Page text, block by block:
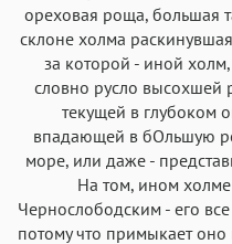
ореховая роща, большая
склоне холма
за которой - иной
словно русло высохшей
текущей в глубоком
впадающей в бОльшую
море, или даже -
Hа том, ином
Чернослободским - его
потому что примыкает